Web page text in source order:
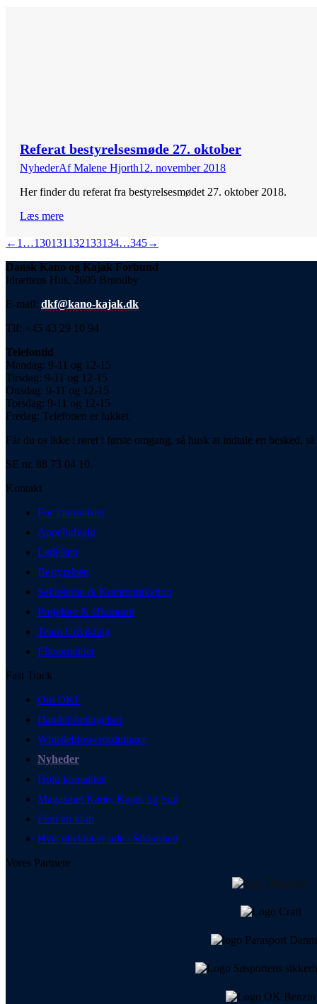
Referat bestyrelsesmøde 27. oktober
NyhederAfMalene Hjorth12. november 2018
Her finder du referat fra bestyrelsesmødet 27. oktober 2018.
Læs mere
← 1 …130131 132133134…345→
Dansk Kano og Kajak Forbund
Idrættens Hus, 2605 Brøndby
E-mail: dkf@kano-kajak.dk
Tlf: +45 43 29 10 94
Telefontid
Mandag: 9-11 og 12-15
Tirsdag: 9-11 og 12-15
Onsdag: 9-11 og 12-15
Torsdag: 9-11 og 12-15
Fredag: Telefonen er lukket
Får du os ikke i røret i første omgang, så husk at indtale en besked,
SE nr. 88 73 04 10.
Kontakt
For journalister
Appeludvalg
Ledelsen
Bestyrelsen
Sekretariat & Kommunikation
Projekter & Økonomi
Team Udvikling
Eliteområdet
Fast Track
Om DKF
Handelsbetingelser
Whistleblowerordninger
Nyheder
Hold kontakten
Magasinet Kano, Kajak og Sup
Find en klub
Hvis uheldet er ude / Sikkerhed
Vores Partnere